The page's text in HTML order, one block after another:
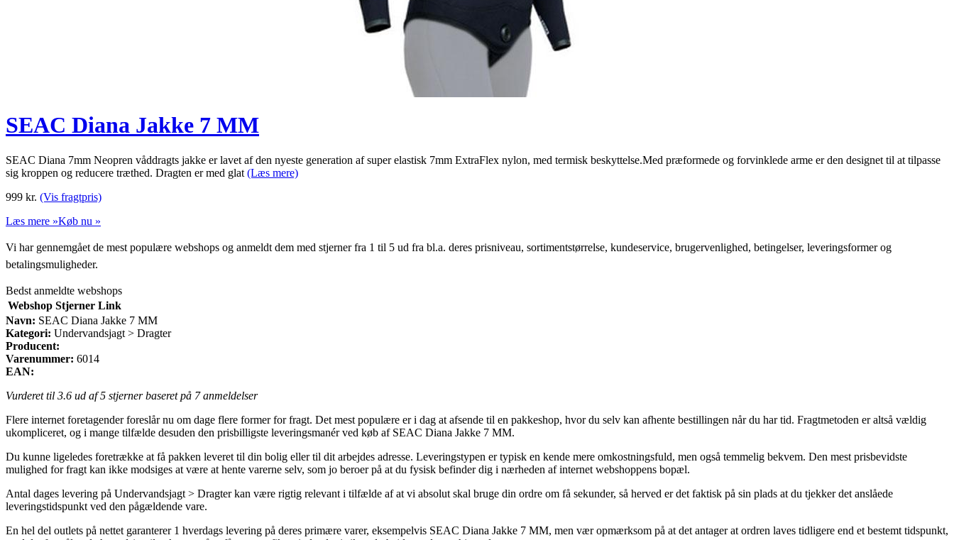
SEAC Diana Jakke 7 MM
SEAC Diana 7mm Neopren våddragts jakke er lavet af den nyeste generation af super elastisk 7mm ExtraFlex nylon, med termisk beskyttelse.Med præformede og forvinklede arme er den designet til at tilpasse
sig kroppen og reducere træthed. Dragten er med glat (Læs mere)
999 kr. (Vis fragtpris)
Læs mere »Køb nu »
Vi har gennemgået de mest populære webshops og anmeldt dem med stjerner fra 1 til 5 ud fra bl.a. deres prisniveau, sortimentstørrelse, kundeservice, brugervenlighed, betingelser, leveringsformer og
betalingsmuligheder.
Bedst anmeldte webshops
Webshop Stjerner Link
Navn: SEAC Diana Jakke 7 MM
Kategori: Undervandsjagt > Dragter
Producent:
Varenummer: 6014
EAN:
Vurderet til 3.6 ud af 5 stjerner baseret på 7anmeldelser
Flere internet foretagender foreslår nu om dage flere former for fragt. Det mest populære er i dag at afsende til en pakkeshop, hvor du selv kan afhente bestillingen når du har tid. Fragtmetoden er altså vældig
ukompliceret, og i mange tilfælde desuden den prisbilligste leveringsmanér ved køb af SEAC Diana Jakke 7 MM.
Du kunne ligeledes foretrække at få pakken leveret til din bolig eller til dit arbejdes adresse. Leveringstypen er typisk en kende mere omkostningsfuld, men også temmelig bekvem. Den mest prisbevidste
mulighed for fragt kan ikke modsiges at være at hente varerne selv, som jo beroer på at du fysisk befinder dig i nærheden af internet webshoppens bopæl.
Antal dages levering på Undervandsjagt > Dragter kan være rigtig relevant i tilfælde af at vi absolut skal bruge din ordre om få sekunder, så herved er det faktisk på sin plads at du tjekker det anslåede
leveringstidspunkt ved den pågældende vare.
En hel del outlets på nettet garanterer 1 hverdags levering på deres primære varer, eksempelvis SEAC Diana Jakke 7 MM, men vær opmærksom på at det antager at ordren laves tidligere end et bestemt tidspunkt,